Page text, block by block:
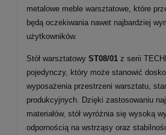
metalowe meble warsztatowe, które
będą oczekiwania nawet najbardziej
użytkowników.
Stół warsztatowy ST08/01 z serii
pojedynczy, który może stanowić
wyposażenia przestrzeni warsztatu,
produkcyjnych. Dzięki zastosowaniu
materiałów, stół wyróżnia się wysoką
odpornością na wstrząsy oraz